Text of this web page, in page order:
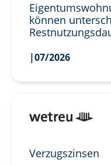
können
|07/2026
Verzugszinsen